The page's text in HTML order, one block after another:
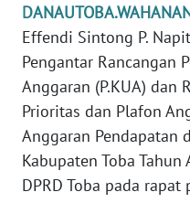
Effendi Sintong P.
Pengantar Rancangan
Anggaran (P.KUA) dan
Prioritas dan Plafon
Anggaran Pendapatan
Kabupaten Toba
DPRD Toba pada
REDAKSI
KARIR
DISCLAIMER
Wahana
News
Regional